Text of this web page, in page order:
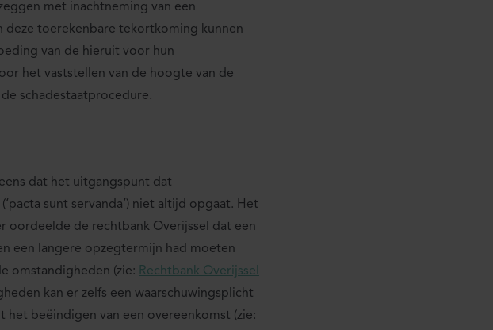
met inachtneming van een
deze toerekenbare tekortkoming kunnen
van de hieruit voor hun
het vaststellen van de hoogte van de
schadestaatprocedure.
dat het uitgangspunt dat
sunt servanda’) niet altijd opgaat. Het
oordeelde de rechtbank Overijssel dat een
een langere opzegtermijn had moeten
omstandigheden (zie: Rechtbank Overijssel
kan er zelfs een waarschuwingsplicht
het beëindigen van een overeenkomst (zie: